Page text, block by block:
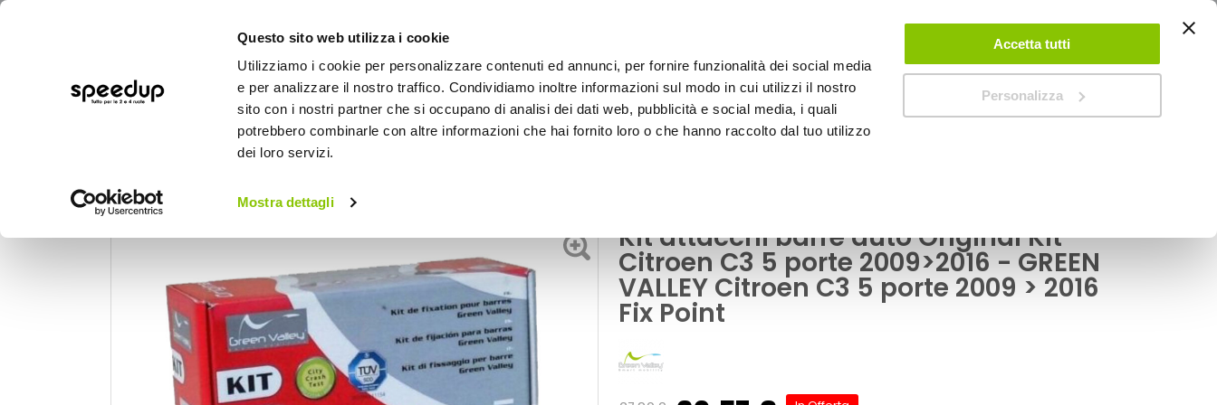
Questo sito web utilizza i cookie
Utilizziamo i cookie per personalizzare contenuti ed annunci, per fornire funzionalità dei social media
e per analizzare il nostro traffico. Condividiamo inoltre informazioni sul modo in cui utilizzi il nostro
sito con i nostri partner che si occupano di analisi dei dati web, pubblicità e social media, i quali
potrebbero combinarle con altre informazioni che hai fornito loro o che hanno raccolto dal tuo utilizzo
dei loro servizi.
Mostra dettagli
Accetta tutti
Personalizza
ACCEDI CREA UN ACCOUNT CONTATTACI
BICI OUTDOOR
Home
Kit attacchi barre auto Original Kit Citroen C3 5 porte 2009>2016 - GREEN VALLEY Citroen C3 5 porte 2009 > 2016 Fix Point
Kit attacchi barre auto Original Kit
Citroen C3 5 porte 2009>2016 - GREEN
VALLEY Citroen C3 5 porte 2009 > 2016
Fix Point